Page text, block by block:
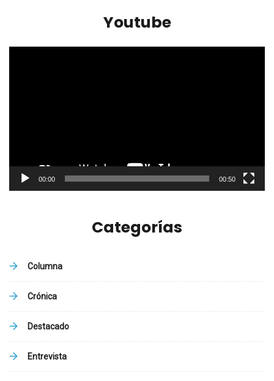
Youtube
00:00 00:50
Categorías
Columna
Crónica
Destacado
Entrevista